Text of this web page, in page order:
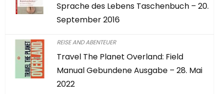
Sprache des Lebens Taschenbuch – 20.
September 2016
REISE AND ABENTEUER
Travel The Planet Overland: Field
Manual Gebundene Ausgabe – 28. Mai
2022